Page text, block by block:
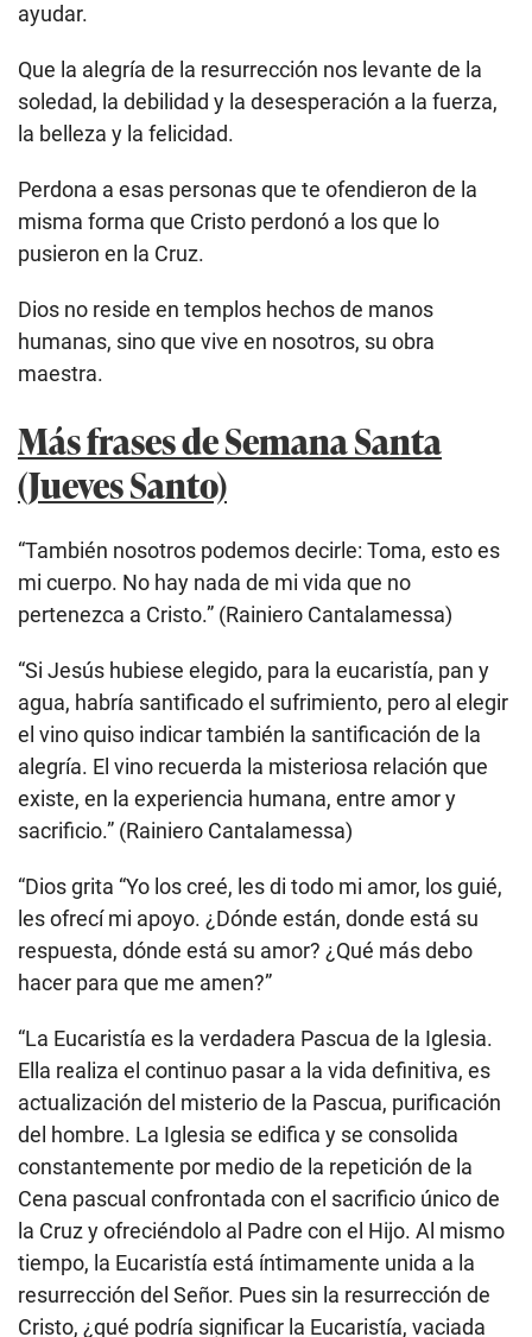
ayudar.
Que la alegría de la resurrección nos levante de la
soledad, la debilidad y la desesperación a la fuerza,
la belleza y la felicidad.
Perdona a esas personas que te ofendieron de la
misma forma que Cristo perdonó a los que lo
pusieron en la Cruz.
Dios no reside en templos hechos de manos
humanas, sino que vive en nosotros, su obra
maestra.
Más frases de Semana Santa
(Jueves Santo)
“También nosotros podemos decirle: Toma, esto es
mi cuerpo. No hay nada de mi vida que no
pertenezca a Cristo.” (Rainiero Cantalamessa)
“Si Jesús hubiese elegido, para la eucaristía, pan y
agua, habría santificado el sufrimiento, pero al elegir
el vino quiso indicar también la santificación de la
alegría. El vino recuerda la misteriosa relación que
existe, en la experiencia humana, entre amor y
sacrificio.” (Rainiero Cantalamessa)
“Dios grita “Yo los creé, les di todo mi amor, los guié,
les ofrecí mi apoyo. ¿Dónde están, donde está su
respuesta, dónde está su amor? ¿Qué más debo
hacer para que me amen?”
“La Eucaristía es la verdadera Pascua de la Iglesia.
Ella realiza el continuo pasar a la vida definitiva, es
actualización del misterio de la Pascua, purificación
del hombre. La Iglesia se edifica y se consolida
constantemente por medio de la repetición de la
Cena pascual confrontada con el sacrificio único de
la Cruz y ofreciéndolo al Padre con el Hijo. Al mismo
tiempo, la Eucaristía está íntimamente unida a la
resurrección del Señor. Pues sin la resurrección de
Cristo, ¿qué podría significar la Eucaristía, vaciada